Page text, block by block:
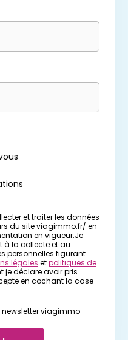
et traiter les données
du site viagimmo.fr/ en
en vigueur.Je
à la collecte et au
personnelles figurant
légales etpolitiques de
je déclare avoir pris
en cochant la case
viagimmo